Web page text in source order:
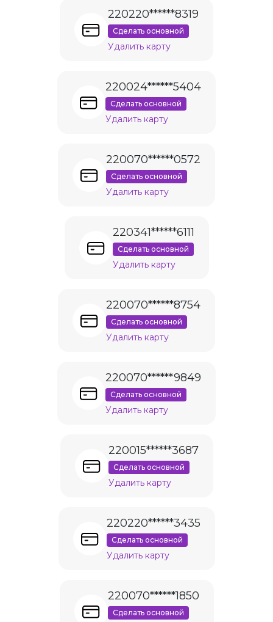
220220******8319
Сделать основной
Удалить карту
220024******5404
Сделать основной
Удалить карту
220070******0572
Сделать основной
Удалить карту
220341******6111
Сделать основной
Удалить карту
220070******8754
Сделать основной
Удалить карту
220070******9849
Сделать основной
Удалить карту
220015******3687
Сделать основной
Удалить карту
220220******3435
Сделать основной
Удалить карту
220070******1850
Сделать основной